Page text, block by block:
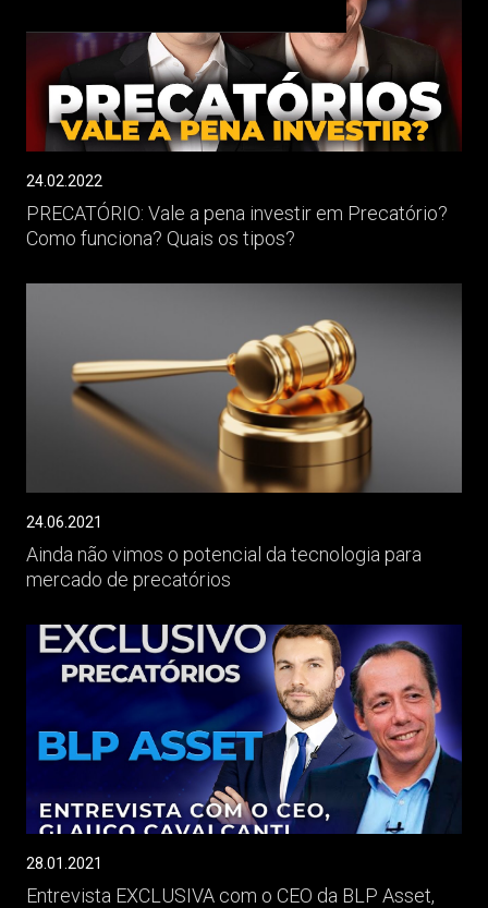
24.02.2022
PRECATÓRIO: Vale a pena investir em Precatório?
Como funciona? Quais os tipos?
24.06.2021
Ainda não vimos o potencial da tecnologia para
mercado de precatórios
28.01.2021
Entrevista EXCLUSIVA com o CEO da BLP Asset,